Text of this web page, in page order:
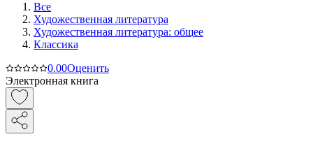
Все
Художественная литература
Художественная литература: общее
Классика
0.00Оценить
Электронная книга